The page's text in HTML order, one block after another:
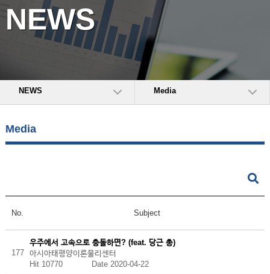
NEWS
NEWS Media
Media
No. Subject
177
우주에서 고속으로 충돌하면? (feat. 당근 총)
아시아태평양이론물리센터
Hit 10770 Date 2020-04-22